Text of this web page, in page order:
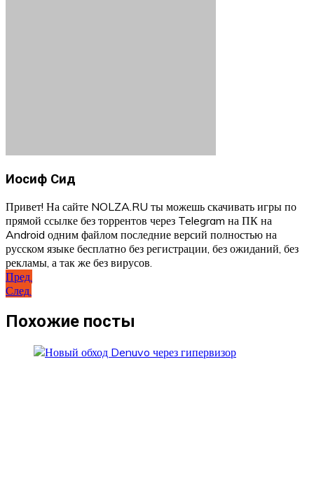
Иосиф Сид
Привет! На сайте NOLZA.RU ты можешь скачивать игры по
прямой ссылке без торрентов через Telegram на ПК на
Android одним файлом последние версий полностью на
русском языке бесплатно без регистрации, без ожиданий, без
рекламы, а так же без вирусов.
Навигация
по
записям
Пред.
След.
Похожие посты